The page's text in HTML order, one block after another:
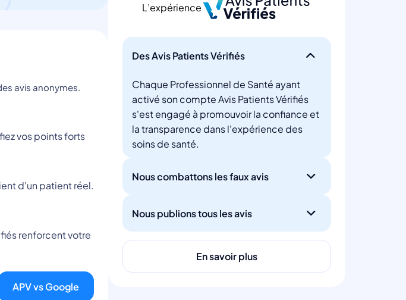
avis anonymes.
vos points forts
d'un patient réel.
renforcent votre
APV vs Google
L’expérience
Des Avis Patients Vérifiés
Chaque Professionnel de Santé ayant
activé son compte Avis Patients Vérifiés
s'est engagé à promouvoir la confiance et
la transparence dans l'expérience des
soins de santé.
Nous combattons les faux avis
Nous publions tous les avis
En savoir plus